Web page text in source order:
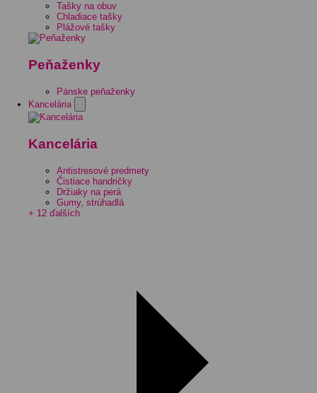
Tašky na obuv
Chladiace tašky
Plážové tašky
Peňaženky
Pánske peňaženky
Kancelária
Kancelária
Antistresové predmety
Čistiace handričky
Držiaky na perá
Gumy, strúhadlá
+ 12 ďalších